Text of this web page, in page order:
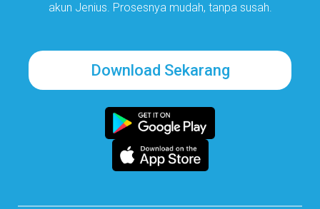
akun Jenius. Prosesnya mudah, tanpa susah.
Download Sekarang